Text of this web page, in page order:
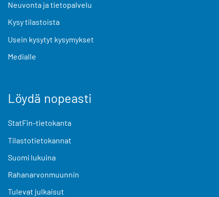
Neuvonta ja tietopalvelu
Kysy tilastoista
Usein kysytyt kysymykset
Medialle
Löydä nopeasti
StatFin-tietokanta
Tilastotietokannat
Suomi lukuina
Rahanarvonmuunnin
Tulevat julkaisut